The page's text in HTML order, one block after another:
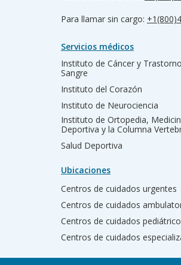
Para llamar sin cargo:
Servicios médicos
Instituto de Cáncer y
Sangre
Instituto del Corazón
Instituto de Neurociencia
Instituto de Ortopedia,
Deportiva y la Columna
Salud Deportiva
Ubicaciones
Centros de cuidados urgentes
Centros de cuidados
Centros de cuidados
Centros de cuidados